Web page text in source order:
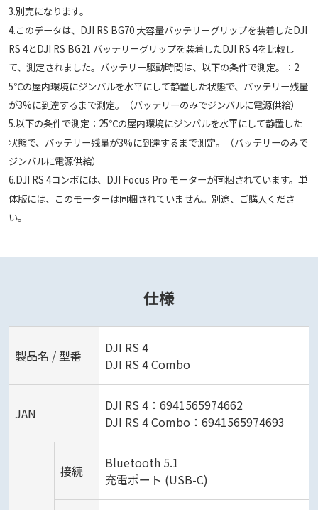
3.別売になります。
4.このデータは、DJI RS BG70 大容量バッテリーグリップを装着したDJI
RS 4とDJI RS BG21 バッテリーグリップを装着したDJI RS 4を比較し
て、測定されました。バッテリー駆動時間は、以下の条件で測定。：2
5℃の屋内環境にジンバルを水平にして静置した状態で、バッテリー残量
が3%に到達するまで測定。（バッテリーのみでジンバルに電源供給）
5.以下の条件で測定：25℃の屋内環境にジンバルを水平にして静置した
状態で、バッテリー残量が3%に到達するまで測定。（バッテリーのみで
ジンバルに電源供給）
6.DJI RS 4コンボには、DJI Focus Pro モーターが同梱されています。単
体版には、このモーターは同梱されていません。別途、ご購入くださ
い。
仕様
製品名 / 型番
DJI RS 4
DJI RS 4 Combo
JAN
DJI RS 4：6941565974662
DJI RS 4 Combo：6941565974693
接続
Bluetooth 5.1
充電ポート (USB-C)